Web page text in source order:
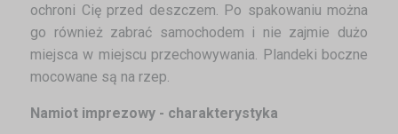
ochroni Cię przed deszczem. Po spakowaniu można
go również zabrać samochodem i nie zajmie dużo
miejsca w miejscu przechowywania. Plandeki boczne
mocowane są na rzep.
Namiot imprezowy - charakterystyka